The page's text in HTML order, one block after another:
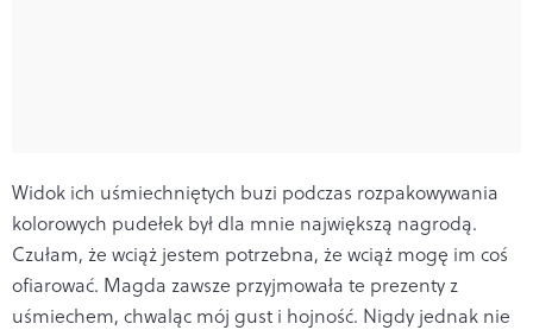
Widok ich uśmiechniętych buzi podczas rozpakowywania
kolorowych pudełek był dla mnie największą nagrodą.
Czułam, że wciąż jestem potrzebna, że wciąż mogę im coś
ofiarować. Magda zawsze przyjmowała te prezenty z
uśmiechem, chwaląc mój gust i hojność. Nigdy jednak nie